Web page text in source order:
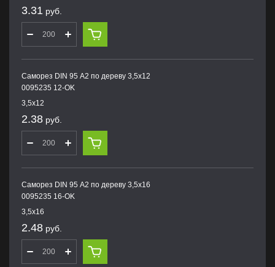
3.31 руб.
Саморез DIN 95 А2 по дереву 3,5х12
0095235 12-OK
3,5х12
2.38 руб.
Саморез DIN 95 А2 по дереву 3,5х16
0095235 16-OK
3,5х16
2.48 руб.